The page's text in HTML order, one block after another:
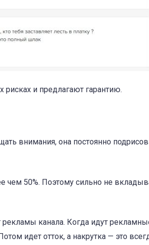
и предлагают гарантию.
внимания, она постоянно
чем 50%. Поэтому сильно не
канала. Когда идут
идет отток, а накрутка — это